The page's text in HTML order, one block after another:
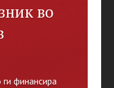
во
ги финансира